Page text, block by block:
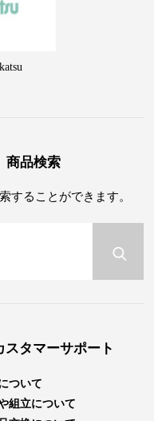
商品検索
することができます。
スタマーサポート
ついて
組立について